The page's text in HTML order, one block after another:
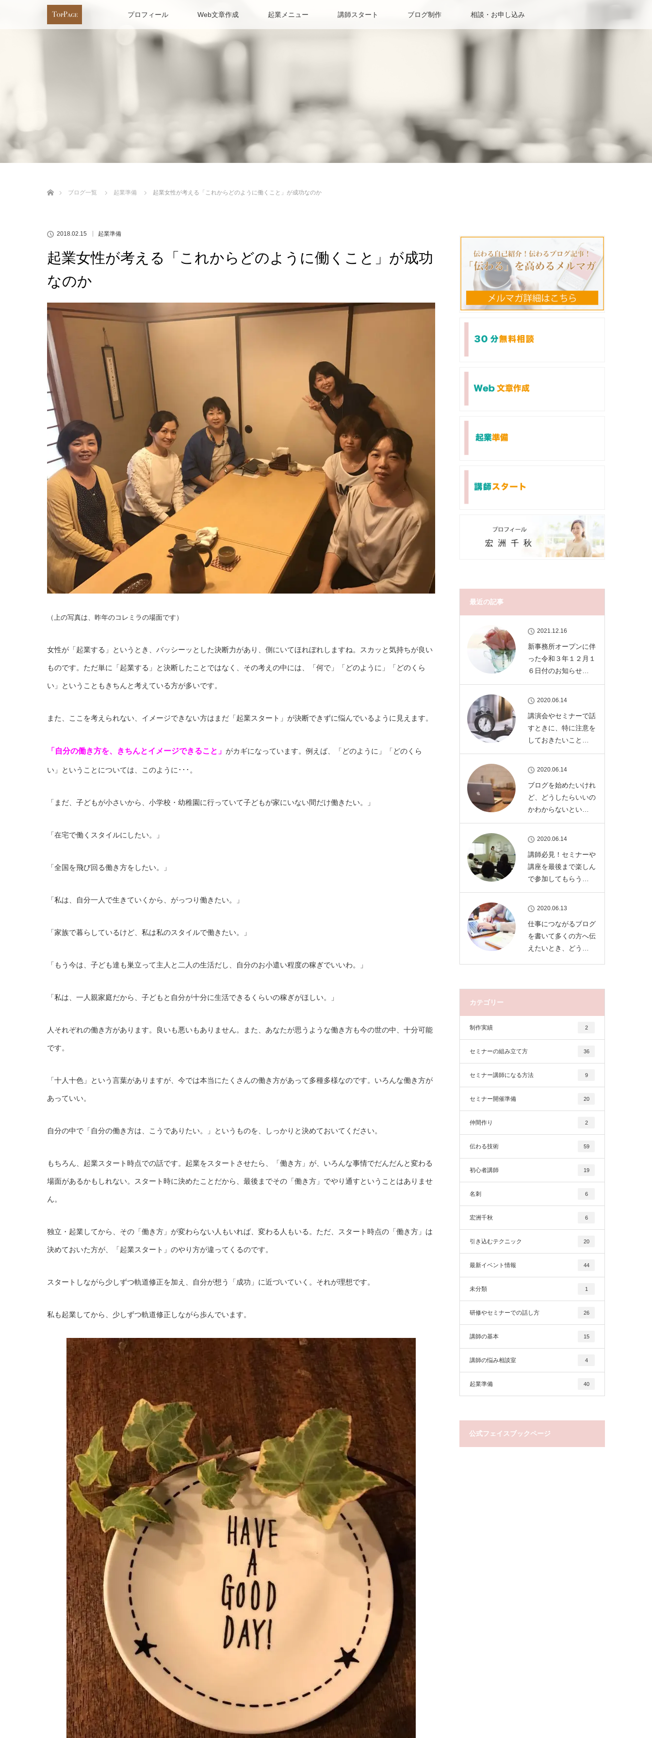
プロフィール Web文章作成 起業メニュー 講師スタート ブログ制作 相談・お申し込み
ブログ一覧
起業準備 起業女性が考える「これからどのように働くこと」が成功なのか
2018.02.15 起業準備
起業女性が考える「これからどのように働くこと」が成功
なのか
（上の写真は、昨年のコレミラの場面です）
女性が「起業する」というとき、バッシーッとした決断力があり、側にいてほれぼれしますね。スカッと気持ちが良い
ものです。ただ単に「起業する」と決断したことではなく、その考えの中には、「何で」「どのように」「どのくら
い」ということもきちんと考えている方が多いです。
また、ここを考えられない、イメージできない方はまだ「起業スタート」が決断できずに悩んでいるように見えます。
「自分の働き方を、きちんとイメージできること」 がカギになっています。例えば、「どのように」「どのくら
い」ということについては、このように･･･。
「まだ、子どもが小さいから、小学校・幼稚園に行っていて子どもが家にいない間だけ働きたい。」
「在宅で働くスタイルにしたい。」
「全国を飛び回る働き方をしたい。」
「私は、自分一人で生きていくから、がっつり働きたい。」
「家族で暮らしているけど、私は私のスタイルで働きたい。」
「もう今は、子ども達も巣立って主人と二人の生活だし、自分のお小遣い程度の稼ぎでいいわ。」
「私は、一人親家庭だから、子どもと自分が十分に生活できるくらいの稼ぎがほしい。」
人それぞれの働き方があります。良いも悪いもありません。また、あなたが思うような働き方も今の世の中、十分可能
です。
「十人十色」という言葉がありますが、今では本当にたくさんの働き方があって多種多様なのです。いろんな働き方が
あっていい。
自分の中で「自分の働き方は、こうでありたい。」というものを、しっかりと決めておいてください。
もちろん、起業スタート時点での話です。起業をスタートさせたら、「働き方」が、いろんな事情でだんだんと変わる
場面があるかもしれない。スタート時に決めたことだから、最後までその「働き方」でやり通すということはありませ
ん。
独立・起業してから、その「働き方」が変わらない人もいれば、変わる人もいる。ただ、スタート時点の「働き方」は
決めておいた方が、「起業スタート」のやり方が違ってくるのです。
スタートしながら少しずつ軌道修正を加え、自分が想う「成功」に近づいていく。それが理想です。
私も起業してから、少しずつ軌道修正しながら歩んでいます。
最近の記事
2021.12.16
新事務所オープンに伴
った令和３年１２月１
６日付のお知らせ…
2020.06.14
講演会やセミナーで話
すときに、特に注意を
しておきたいこと…
2020.06.14
ブログを始めたいけれ
ど、どうしたらいいの
かわからないとい…
2020.06.14
講師必見！セミナーや
講座を最後まで楽しん
で参加してもらう…
2020.06.13
仕事につながるブログ
を書いて多くの方へ伝
えたいとき、どう…
カテゴリー
制作実績 2
セミナーの組み立て方 36
セミナー講師になる方法 9
セミナー開催準備 20
仲間作り 2
伝わる技術 59
初心者講師 19
名刺 6
宏洲千秋 6
引き込むテクニック 20
最新イベント情報 44
未分類 1
研修やセミナーでの話し方 26
講師の基本 15
講師の悩み相談室 4
起業準備 40
公式フェイスブックページ